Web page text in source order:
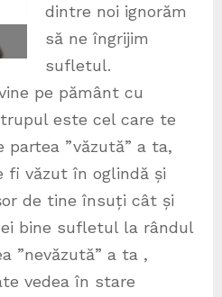
dintre noi ignorăm
să ne îngrijim
sufletul.
pe pământ cu
este cel care te
”văzută” a ta,
fi văzut în oglindă și
de tine însuți cât și
bine sufletul la rândul
”nevăzută” a ta ,
vedea în stare